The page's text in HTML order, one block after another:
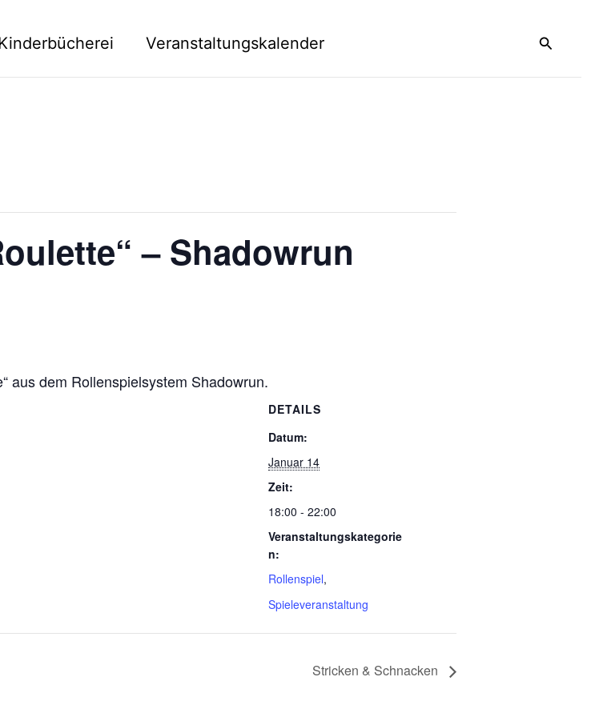
Veranstaltungskalender Suchen
– Shadowrun
aus dem Rollenspielsystem Shadowrun.
DETAILS
Datum:
Januar 14
Zeit:
18:00 - 22:00
Veranstaltungskategorie
n:
Rollenspiel,
Spieleveranstaltung
Stricken & Schnacken